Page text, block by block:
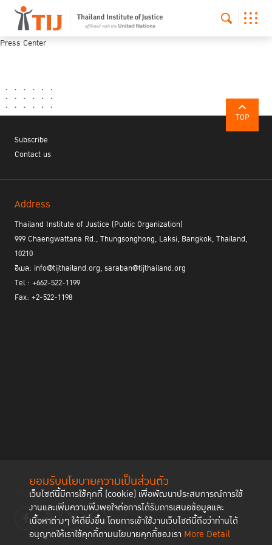
ยอมรับนโยบายความเป็นส่วนตัว
เว็บไซต์นี้มีการใช้คุกกี้ (cookie) เพื่อพัฒนาประสบการณ์การใช้
งานและเพิ่มความพึงพอใจต่อการได้รับการเสนอข้อมูลและ
เนื้อหาต่างๆ ให้ดียิ่งขึ้น โดยการเข้าใช้งานเว็บไซต์นี้ถือว่าท่านได้
อนุญาตให้เราใช้คุกกี้ตามนโยบายคุกกี้ของเรา More Detail
Press Center
TOP
Subscribe
Contact us
Address
Thailand Institute of Justice (Public Organization)
999 Chaengwattana Rd., Thungsonghong, Laksi, Bangkok, Thailand,
10210
อีเมล: info@tijthailand.org, saraban@tijthailand.org
Tel : +662-522-1199
Fax: +2-522-1198
Follow us